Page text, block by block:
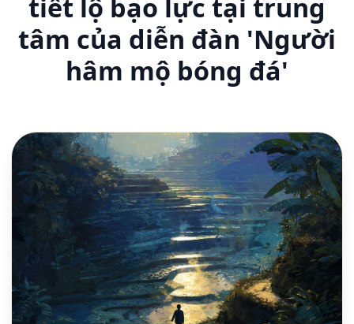
tiết lộ bạo lực tại trung
tâm của diễn đàn 'Người
hâm mộ bóng đá'